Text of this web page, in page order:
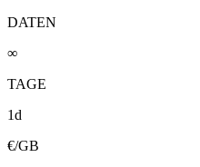
DATEN
∞
TAGE
1d
€/GB